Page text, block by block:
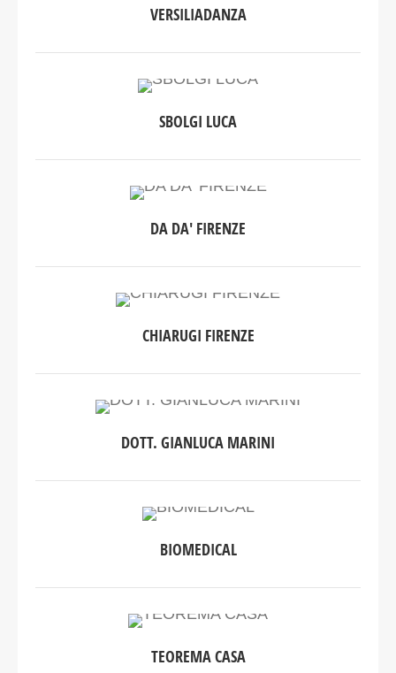
VERSILIADANZA
SBOLGI LUCA
DA DA' FIRENZE
CHIARUGI FIRENZE
DOTT. GIANLUCA MARINI
BIOMEDICAL
TEOREMA CASA